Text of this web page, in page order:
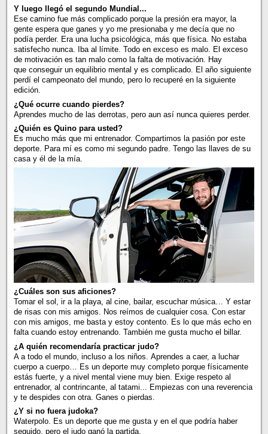
Y luego llegó el segundo Mundial...
Ese camino fue más complicado porque la presión era mayor, la
gente espera que ganes y yo me presionaba y me decía que no
podía perder. Era una lucha psicológica, más que física. No estaba
satisfecho nunca. Iba al límite. Todo en exceso es malo. El exceso
de motivación es tan malo como la falta de motivación. Hay
que conseguir un equilibrio mental y es complicado. El año siguiente
perdí el campeonato del mundo, pero lo recuperé en la siguiente
edición.
¿Qué ocurre cuando pierdes?
Aprendes mucho de las derrotas, pero aun así nunca quieres perder.
¿Quién es Quino para usted?
Es mucho más que mi entrenador. Compartimos la pasión por este
deporte. Para mí es como mi segundo padre. Tengo las llaves de su
casa y él de la mía.
¿Cuáles son sus aficiones?
Tomar el sol, ir a la playa, al cine, bailar, escuchar música… Y estar
de risas con mis amigos. Nos reímos de cualquier cosa. Con estar
con mis amigos, me basta y estoy contento. Es lo que más echo en
falta cuando estoy entrenando. También me gusta mucho el billar.
¿A quién recomendaría practicar judo?
A a todo el mundo, incluso a los niños. Aprendes a caer, a luchar
cuerpo a cuerpo… Es un deporte muy completo porque físicamente
estás fuerte, y a nivel mental viene muy bien. Exige respeto al
entrenador, al contrincante, al tatami... Empiezas con una reverencia
y te despides con otra. Ganes o pierdas.
¿Y si no fuera judoka?
Waterpolo. Es un deporte que me gusta y en el que podría haber
seguido, pero el judo ganó la partida.